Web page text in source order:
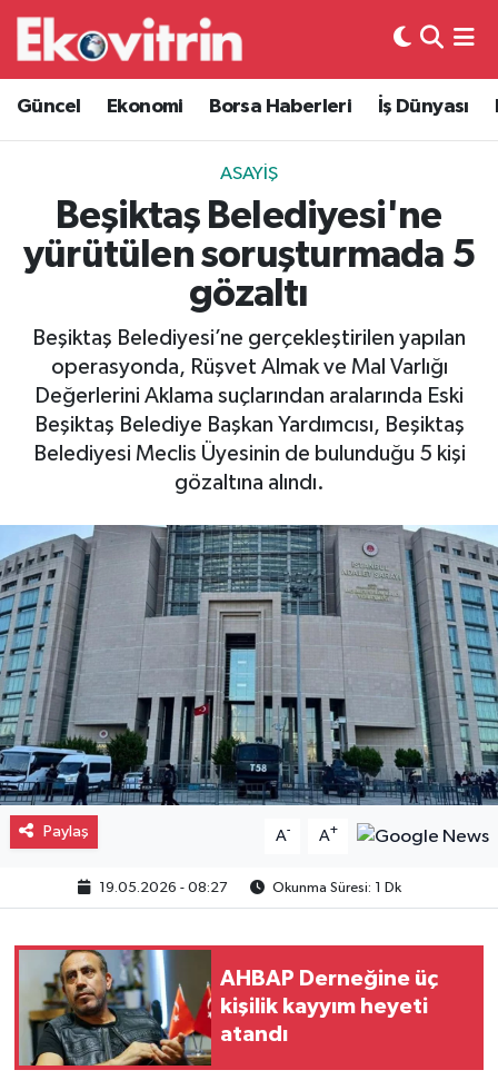
Güncel Ekonomi Borsa Haberleri İş Dünyası
ASAYIŞ
Beşiktaş Belediyesi'ne
yürütülen soruşturmada 5
gözaltı
Beşiktaş Belediyesi’ne gerçekleştirilen yapılan
operasyonda, Rüşvet Almak ve Mal Varlığı
Değerlerini Aklama suçlarından aralarında Eski
Beşiktaş Belediye Başkan Yardımcısı, Beşiktaş
Belediyesi Meclis Üyesinin de bulunduğu 5 kişi
gözaltına alındı.
Paylaş A- A+
19.05.2026 - 08:27 Okunma Süresi: 1 Dk
AHBAP Derneğine üç
kişilik kayyım heyeti
atandı
Güncel
Ekonomi
Borsa Haberleri
İş Dünyası
Otovitrin
Asayiş
Gayrimenkul
Spor
Eğitim
Hava Durumu
Trafik Durumu
Süper Lig Puan Durumu ve Fikstür
Tüm Manşetler
Son Dakika Haberleri
Haber Arşivi